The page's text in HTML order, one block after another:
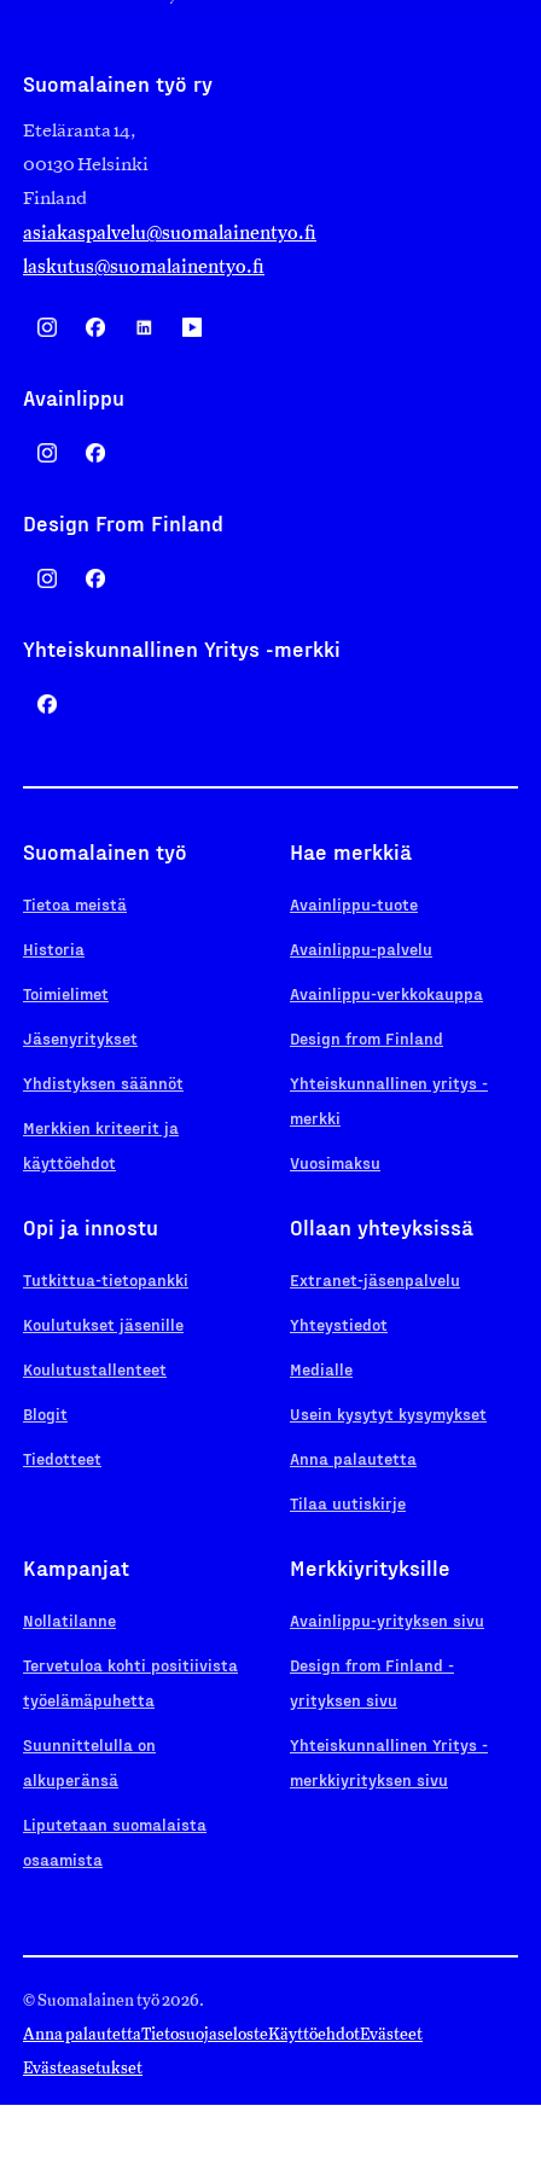
Suomalainen työ ry
Eteläranta 14,
00130 Helsinki
Finland
asiakaspalvelu@suomalainentyo.fi
laskutus@suomalainentyo.fi
Avainlippu
Design From Finland
Yhteiskunnallinen Yritys -merkki
Suomalainen työ
Tietoa meistä
Historia
Toimielimet
Jäsenyritykset
Yhdistyksen säännöt
Merkkien kriteerit ja
käyttöehdot
Hae merkkiä
Avainlippu-tuote
Avainlippu-palvelu
Avainlippu-verkkokauppa
Design from Finland
Yhteiskunnallinen yritys -
merkki
Vuosimaksu
Opi ja innostu
Tutkittua-tietopankki
Koulutukset jäsenille
Koulutustallenteet
Blogit
Tiedotteet
Ollaan yhteyksissä
Extranet-jäsenpalvelu
Yhteystiedot
Medialle
Usein kysytyt kysymykset
Anna palautetta
Tilaa uutiskirje
Kampanjat
Nollatilanne
Tervetuloa kohti positiivista
työelämäpuhetta
Suunnittelulla on
alkuperänsä
Liputetaan suomalaista
osaamista
Merkkiyrityksille
Avainlippu-yrityksen sivu
Design from Finland -
yrityksen sivu
Yhteiskunnallinen Yritys -
merkkiyrityksen sivu
© Suomalainen työ 2026.
Anna palautettaTietosuojaselosteKäyttöehdotEvästeet
Evästeasetukset